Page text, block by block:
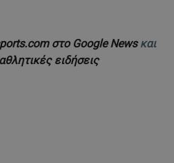
στο Google Newsκαι
αθλητικές ειδήσεις